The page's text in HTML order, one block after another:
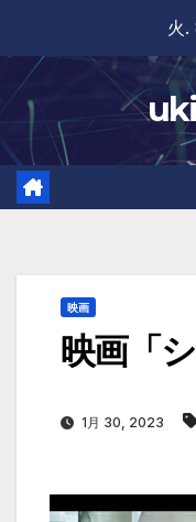
content
火
映画
映画「
1月 30, 2023